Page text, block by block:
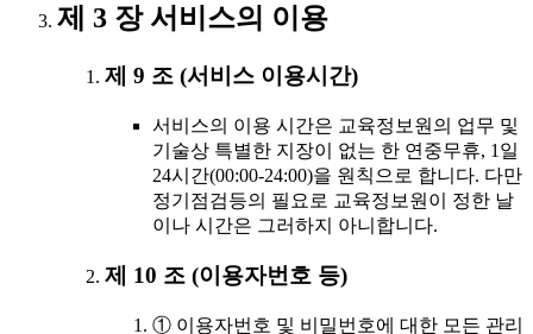
제 3 장 서비스의 이용
제 9 조 (서비스 이용시간)
서비스의 이용 시간은 교육정보원의 업무 및
기술상 특별한 지장이 없는 한 연중무휴, 1일
24시간(00:00-24:00)을 원칙으로 합니다. 다만
정기점검등의 필요로 교육정보원이 정한 날
이나 시간은 그러하지 아니합니다.
제 10 조 (이용자번호 등)
① 이용자번호 및 비밀번호에 대한 모든 관리